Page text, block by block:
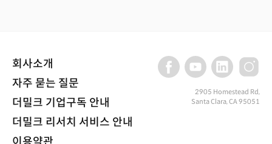
그것이다.두 기업의 실적은 단순한 분기 호조가 아니다. AI 인프라 투자의
무게중심이 하드웨어에서 소프트웨어로, 훈련(Training)에서 운영
(Operation)으로 이동하고 있다는 신호이자 'AI 엔터프라이즈 스택의 수평적
확산'이 단순한 가설이 아닌 실체임을 입증하는 결과물이다.
회사소개
자주 묻는 질문
더밀크 기업구독 안내
더밀크 리서치 서비스 안내
2905 Homestead Rd,
Santa Clara, CA 95051